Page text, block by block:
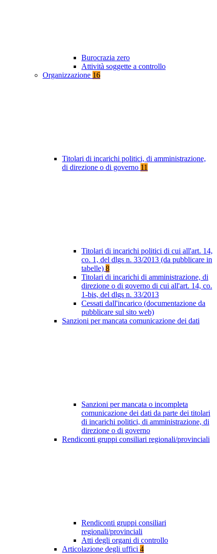
Burocrazia zero
Attività soggette a controllo
Organizzazione 16
Titolari di incarichi politici, di amministrazione,
di direzione o di governo 11
Titolari di incarichi politici di cui all'art. 14,
co. 1, del dlgs n. 33/2013 (da pubblicare in
tabelle) 8
Titolari di incarichi di amministrazione, di
direzione o di governo di cui all'art. 14, co.
1-bis, del dlgs n. 33/2013
Cessati dall'incarico (documentazione da
pubblicare sul sito web)
Sanzioni per mancata comunicazione dei dati
Sanzioni per mancata o incompleta
comunicazione dei dati da parte dei titolari
di incarichi politici, di amministrazione, di
direzione o di governo
Rendiconti gruppi consiliari regionali/provinciali
Rendiconti gruppi consiliari
regionali/provinciali
Atti degli organi di controllo
Articolazione degli uffici 4